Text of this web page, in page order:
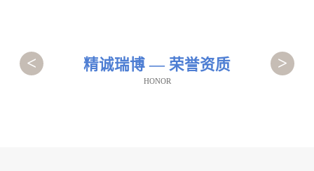
精诚瑞博 — 荣誉资质
HONOR
< >